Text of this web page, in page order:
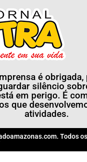
é
silêncio
em perigo. É
que
atividades.
Todos